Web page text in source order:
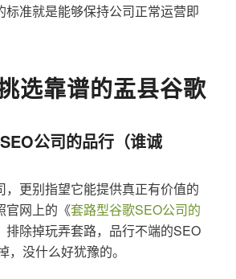
标准就是能够保持公司正常运营即
选靠谱的盂县谷歌
公司的品行（谁诚
，更别指望它能提供真正有价值的
官网上的《套路型谷歌SEO公司的
排除掉玩弄套路，品行不端的SEO
，没什么好犹豫的。